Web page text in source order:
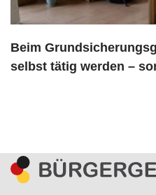
Beim
selbst tätig werden –